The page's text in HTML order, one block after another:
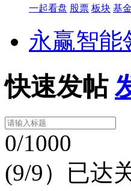
一起看盘 股票 板块 基金
永赢智能
快速发帖
0/1000
(9/9）已达